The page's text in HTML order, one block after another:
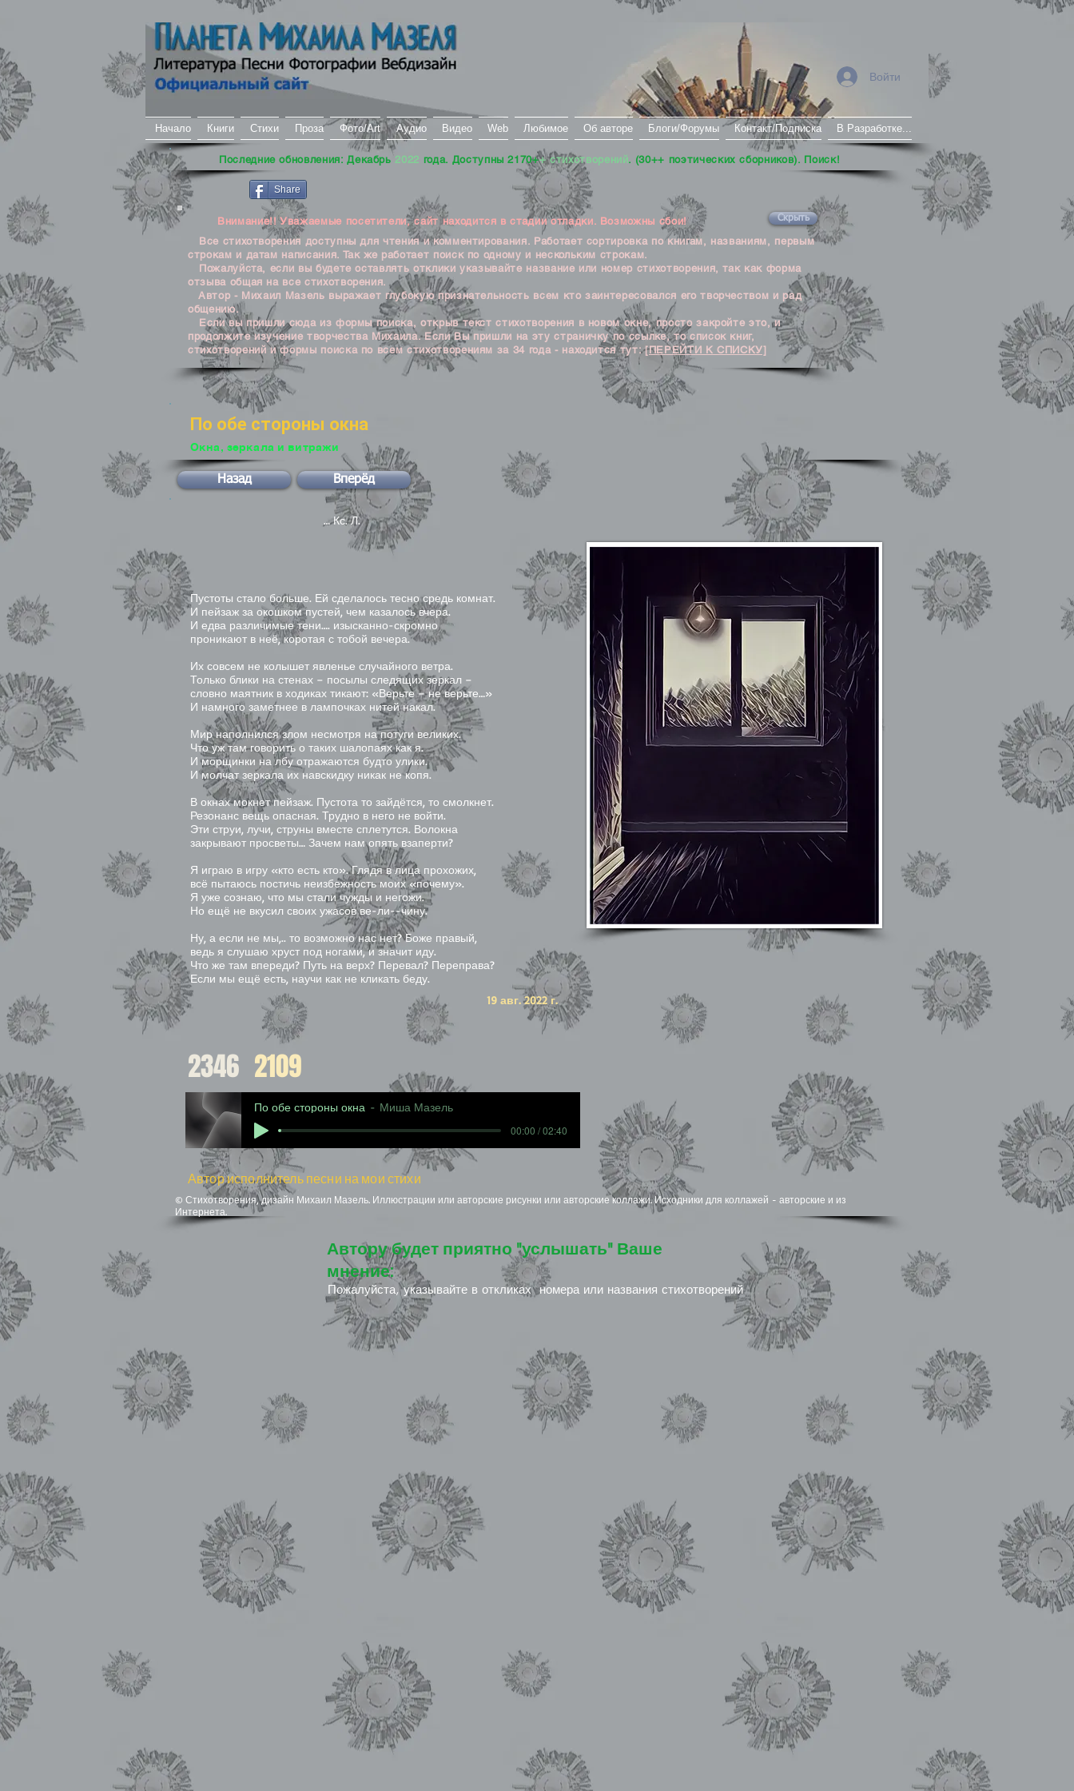
Начало Книги Стихи Проза Фото/Art Аудио Видео Web Любимое Об авторе Блоги/Форумы Контакт/Подписка В Разработке...
Войти
Последние обновления: Декабрь 2022 года. Доступны 2170++ стихотворений. (30++ поэтических сборников). Поиск!
Share
Внимание!! Уважаемые посетители, сайт находится в стадии отладки. Возможны сбои! Скрыть
Все стихотворения доступны для чтения и комментирования. Работает сортировка по книгам, названиям, первым
строкам и датам написания. Так же работает поиск по одному и нескольким строкам.
Пожалуйста, если вы будете оставлять отклики указывайте название или номер стихотворения, так как форма
отзыва общая на все стихотворения.
Автор - Михаил Мазель выражает глубокую признательность всем кто заинтересовался его творчеством и рад
общению.
Если вы пришли сюда из формы поиска, открыв текст стихотворения в новом окне, просто закройте это, и
продолжите изучение творчества Михаила. Если Вы пришли на эту страничку по ссылке, то список книг,
стихотворений и формы поиска по всем стихотворениям за 34 года - находится тут:[ПЕРЕЙТИ К СПИСКУ]
По обе стороны окна
Окна, зеркала и витражи
Назад Вперёд
… Кс. Л.
Пустоты стало больше. Ей сделалось тесно средь комнат.
И пейзаж за окошком пустей, чем казалось вчера.
И едва различимые тени…. изысканно-скромно
проникают в неё, коротая с тобой вечера.
Их совсем не колышет явленье случайного ветра.
Только блики на стенах – посылы следящих зеркал –
словно маятник в ходиках тикают: «Верьте – не верьте…»
И намного заметнее в лампочках нитей накал.
Мир наполнился злом несмотря на потуги великих.
Что уж там говорить о таких шалопаях как я.
И морщинки на лбу отражаются будто улики.
И молчат зеркала их навскидку никак не копя.
В окнах мокнет пейзаж. Пустота то зайдётся, то смолкнет.
Резонанс вещь опасная. Трудно в него не войти.
Эти струи, лучи, струны вместе сплетутся. Волокна
закрывают просветы… Зачем нам опять взаперти?
Я играю в игру «кто есть кто». Глядя в лица прохожих,
всё пытаюсь постичь неизбежность моих «почему».
Я уже сознаю, что мы стали чужды и негожи.
Но ещё не вкусил своих ужасов ве-ли--чину.
Ну, а если не мы,.. то возможно нас нет? Боже правый,
ведь я слушаю хруст под ногами, и значит иду.
Что же там впереди? Путь на верх? Перевал? Переправа?
Если мы ещё есть, научи как не кликать беду.
19 авг. 2022 г.
2346 2109
По обе стороны окна
Миша Мазель
00:00 / 02:40
Автор исполнитель песни на мои стихи
© Стихотворения, дизайн Михаил Мазель. Иллюстрации или авторские рисунки или авторские коллажи. Исходники для коллажей - авторские и из
Интернета.
Автору будет приятно "услышать" Ваше
мнение:
Пожалуйста, указывайте в откликах номера или названия стихотворений